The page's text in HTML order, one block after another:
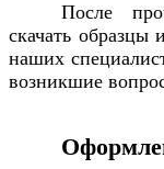
После
скачать
наших
возникшие